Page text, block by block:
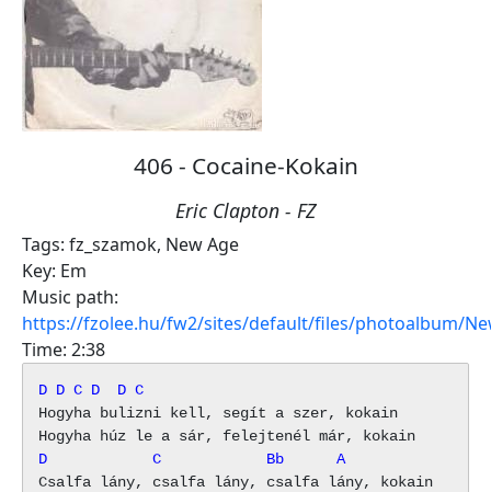
406 - Cocaine-Kokain
Eric Clapton - FZ
Tags: fz_szamok, New Age
Key: Em
Music path:
https://fzolee.hu/fw2/sites/default/files/photoalbum/
Time: 2:38
D D C D D C
Hogyha bulizni kell, segít a szer, kokain
D            C            Bb      A
Csalfa lány, csalfa lány, csalfa lány, kokain